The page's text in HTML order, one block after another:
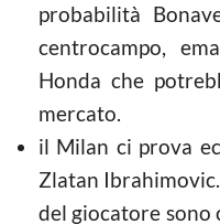
probabilità
centrocampo,
Honda che
mercato.
il Milan ci prova
Zlatan
del giocatore sono